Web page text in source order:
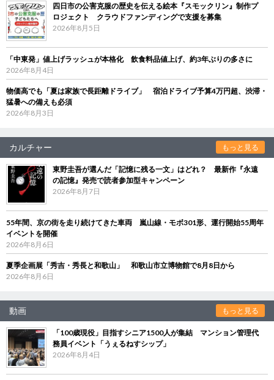
四日市の公害克服の歴史を伝える絵本『スモックリン』制作プ
ロジェクト クラウドファンディングで支援を募集
2026年8月5日
「中東発」値上げラッシュが本格化 飲食料品値上げ、約3年ぶりの多さに
2026年8月4日
物価高でも「夏は家族で長距離ドライブ」 宿泊ドライブ予算4万円超、渋滞・
猛暑への備えも必須
2026年8月3日
カルチャー もっと見る
東野圭吾が選んだ「記憶に残る一文」はどれ？ 最新作『永遠
の記憶』発売で読者参加型キャンペーン
2026年8月7日
55年間、京の街を走り続けてきた車両 嵐山線・モボ301形、運行開始55周年
イベントを開催
2026年8月6日
夏季企画展「秀吉・秀長と和歌山」 和歌山市立博物館で8月8日から
2026年8月6日
動画 もっと見る
「100歳現役」目指すシニア1500人が集結 マンション管理代
務員イベント「うぇるねすシップ」
2026年8月4日